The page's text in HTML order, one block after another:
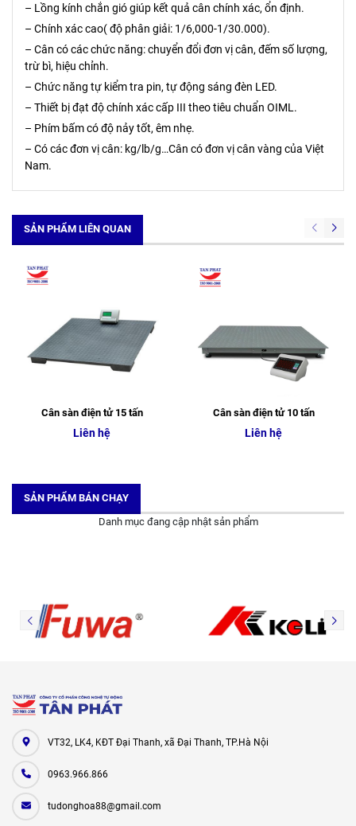
– Lồng kính chắn gió giúp kết quả cân chính xác, ổn định.
– Chính xác cao( độ phân giải: 1/6,000-1/30.000).
– Cân có các chức năng: chuyển đổi đơn vị cân, đếm số lượng,
trừ bì, hiệu chỉnh.
– Chức năng tự kiểm tra pin, tự động sáng đèn LED.
– Thiết bị đạt độ chính xác cấp III theo tiêu chuẩn OIML.
– Phím bấm có độ nảy tốt, êm nhẹ.
– Có các đơn vị cân: kg/lb/g…Cân có đơn vị cân vàng của Việt
Nam.
SẢN PHẨM LIÊN QUAN
Cân sàn điện tử 15 tấn
Liên hệ
Cân sàn điện tử 10 tấn
Liên hệ
SẢN PHẨM BÁN CHẠY
Danh mục đang cập nhật sản phẩm
VT32, LK4, KĐT Đại Thanh, xã Đại Thanh, TP.Hà Nội
0963.966.866
tudonghoa88@gmail.com